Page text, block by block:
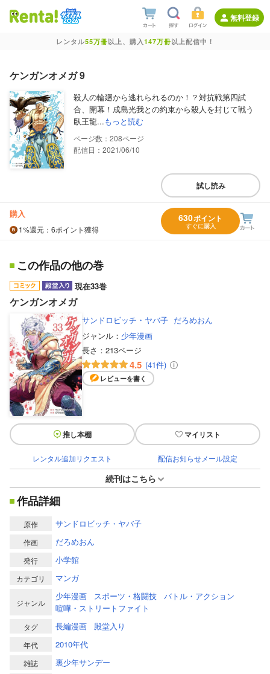
無料登録
レンタル55万冊以上、購入147万冊以上配信中！
ケンガンオメガ 9
殺人の輪廻から逃れられるのか！？対抗戦第四試
合、開幕！成島光我との約束から殺人を封じて戦う
臥王龍...もっと読む
208
配信日：2021/06/10
試し読み
購入
1%還元 ：6ポイント獲得
630ポイント
すぐに購入
この作品の他の巻
現在33巻
ケンガンオメガ
サンドロビッチ・ヤバ子 だろめおん
ジャンル： 少年漫画
長さ： 213ページ
4.5 (41件)
レビューを書く
推し本棚 マイリスト
レンタル追加リクエスト 配信お知らせメール設定
続刊はこちら
作品詳細
原作 サンドロビッチ・ヤバ子
作画 だろめおん
発行 小学館
カテゴリ マンガ
ジャンル
少年漫画 スポーツ・格闘技
バトル・アクション
喧嘩・ストリートファイト
タグ 長編漫画 殿堂入り
年代 2010年代
雑誌 裏少年サンデー